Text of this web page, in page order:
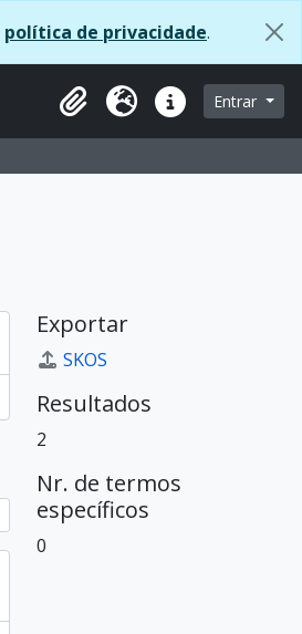
política de privacidade.
Clipboard
Idioma Ligações rápidas
Entrar
Exportar
SKOS
Resultados
2
Nr. de termos
específicos
0